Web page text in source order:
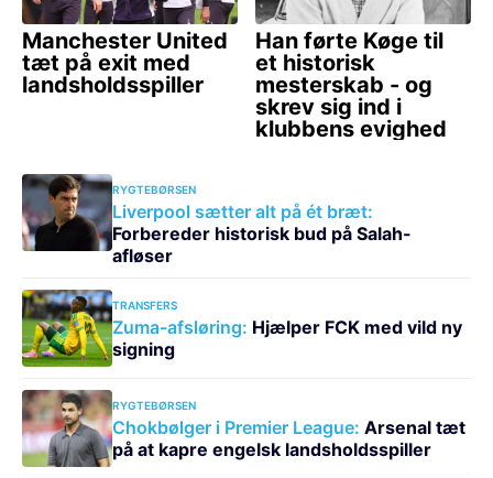
RYGTEBØRSEN
Liverpool sætter alt på ét bræt:
Forbereder historisk bud på Salah-
afløser
TRANSFERS
Zuma-afsløring: Hjælper FCK med vild ny
signing
RYGTEBØRSEN
Chokbølger i Premier League: Arsenal tæt
på at kapre engelsk landsholdsspiller